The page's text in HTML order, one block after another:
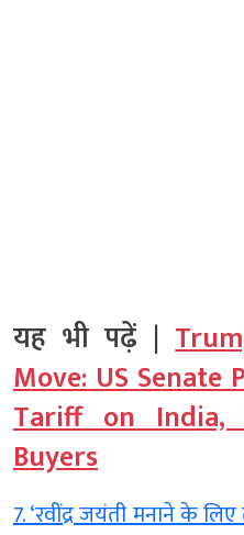
यह भी पढ़ें |
Move: US Senate
Tariff on India,
Buyers
7. ‘रवींद्र जयंती मनाने के